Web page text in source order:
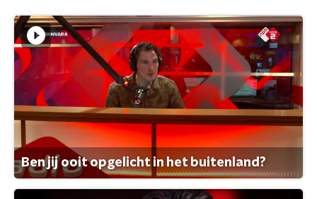
Ben jij ooit opgelicht in het buitenland?